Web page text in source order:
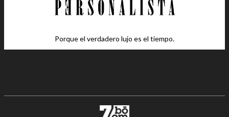
Porque el verdadero lujo es el tiempo.